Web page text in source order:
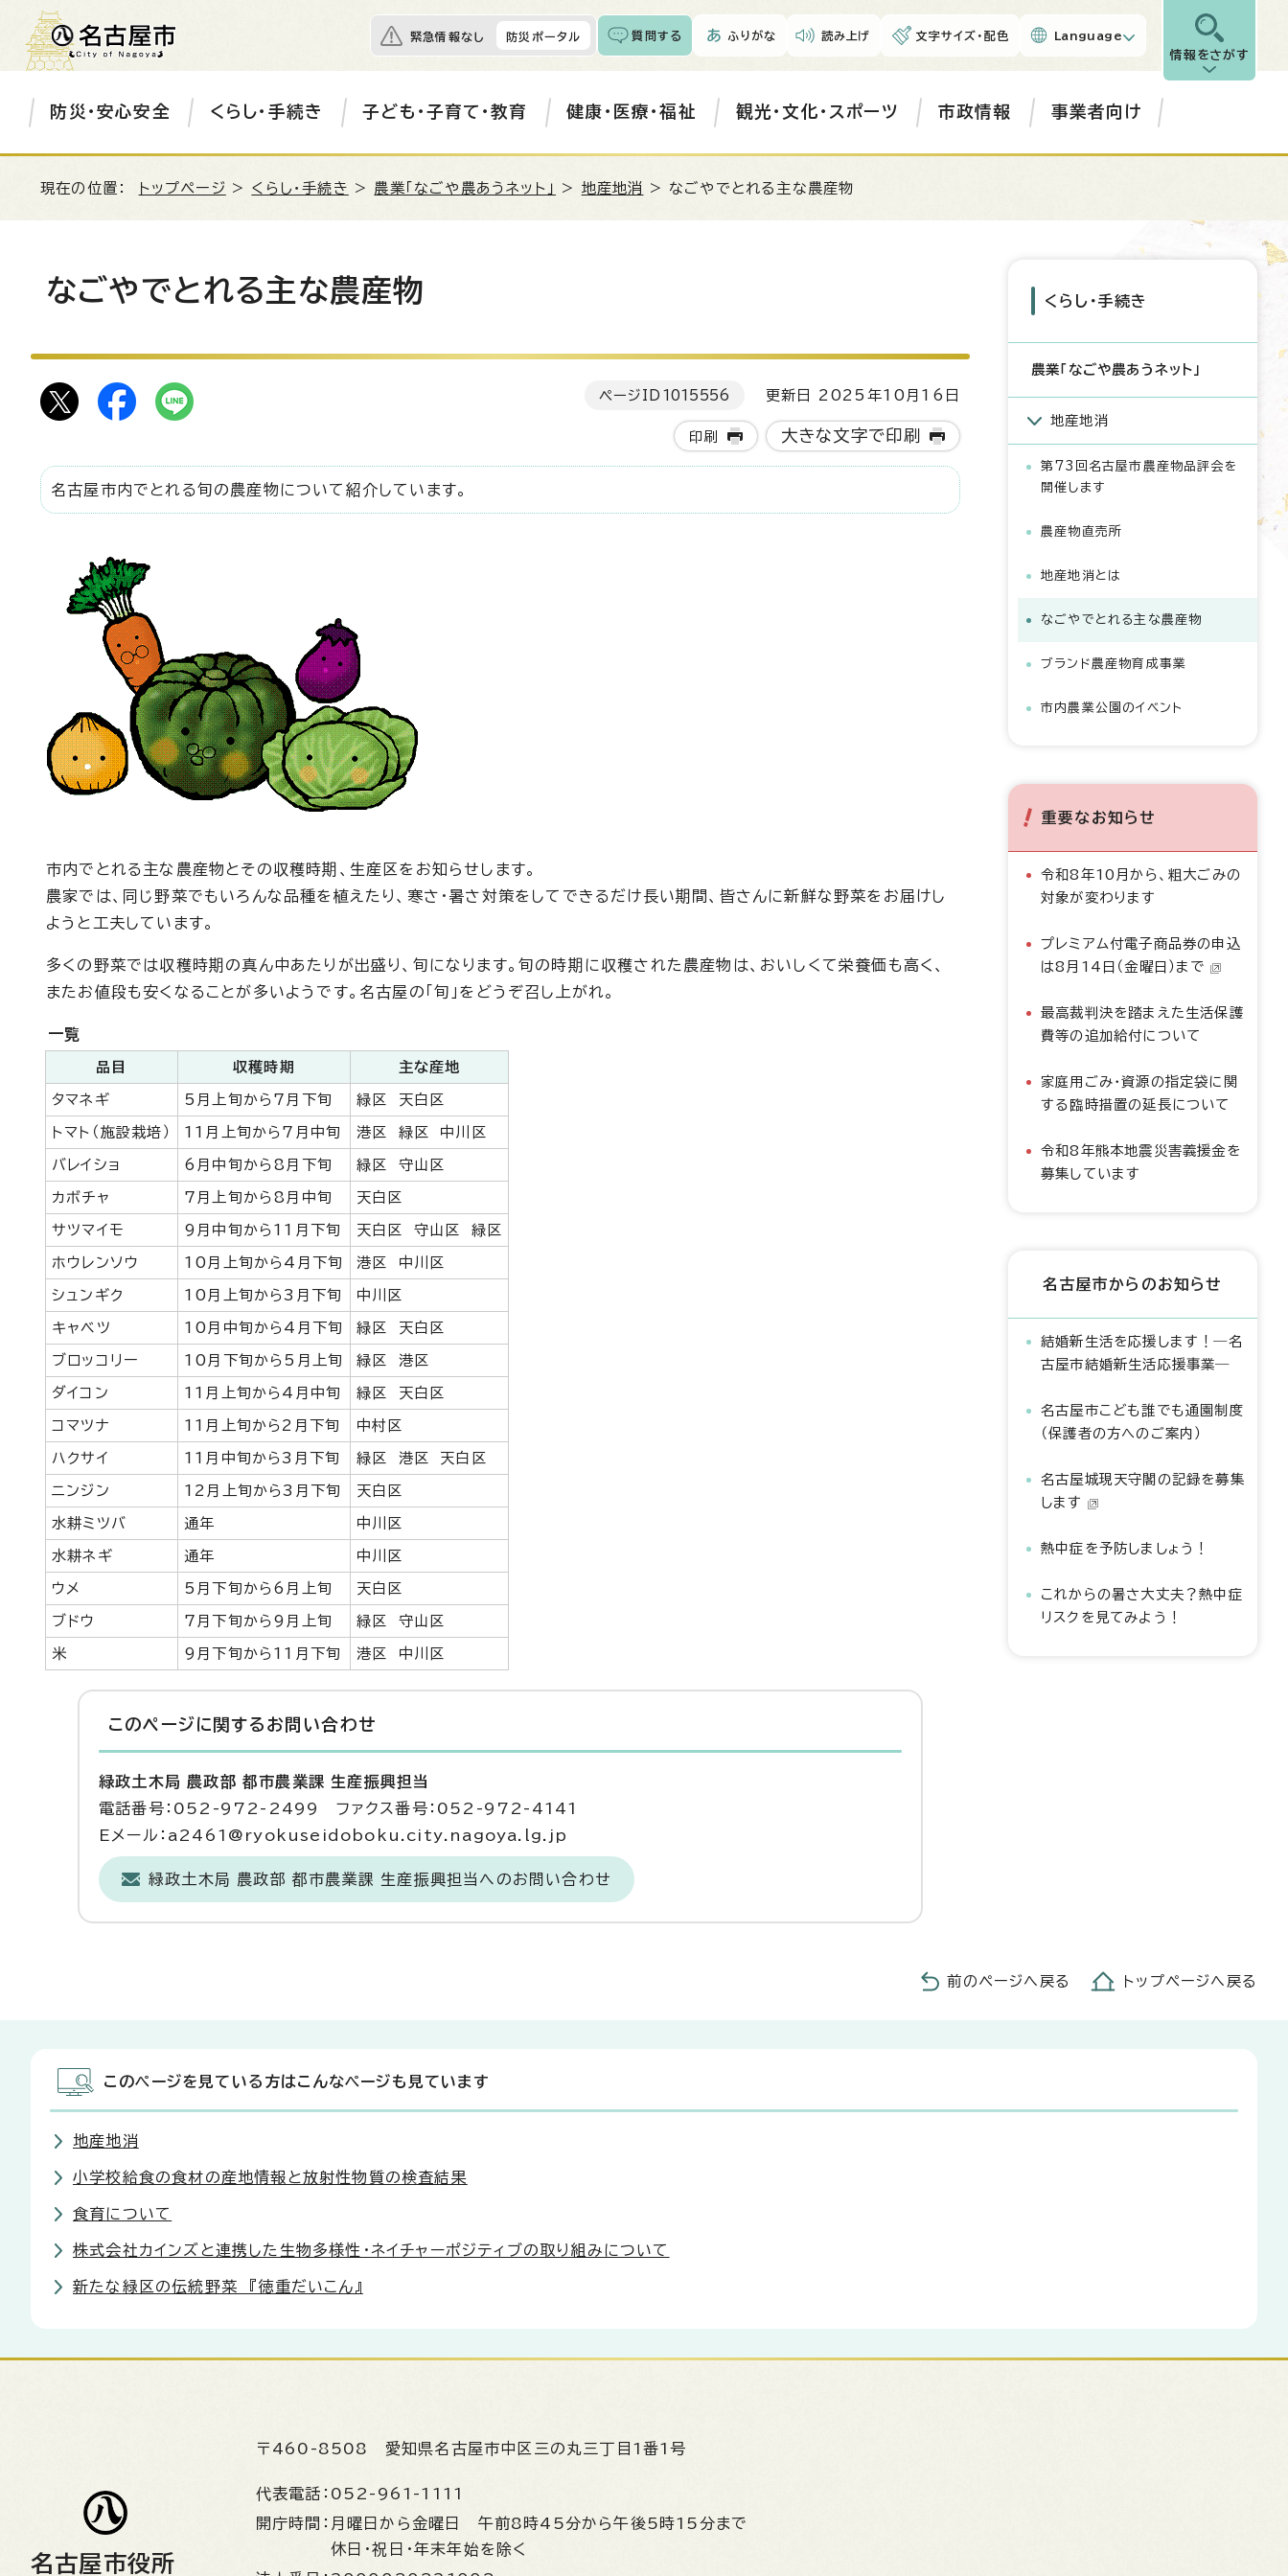
緊急情報なし 防災ポータル 質問する ふりがな 読み上げ 文字サイズ・配色 Language
情報をさがす
防災・安心安全 くらし・手続き 子ども・子育て・教育 健康・医療・福祉 観光・文化・スポーツ 市政情報 事業者向け
現在の位置： トップページ > くらし・手続き > 農業「なごや農あうネット」 > 地産地消 > なごやでとれる主な農産物
なごやでとれる主な農産物
ページID 1015556 更新日 2025年10月16日
印刷 大きな文字で印刷
名古屋市内でとれる旬の農産物について紹介しています。
市内でとれる主な農産物とその収穫時期、生産区をお知らせします。
農家では、同じ野菜でもいろんな品種を植えたり、寒さ・暑さ対策をしてできるだけ長い期間、皆さんに新鮮な野菜をお届けし
ようと工夫しています。
多くの野菜では収穫時期の真ん中あたりが出盛り、旬になります。旬の時期に収穫された農産物は、おいしくて栄養価も高く、
またお値段も安くなることが多いようです。名古屋の「旬」をどうぞ召し上がれ。
一覧
品目 収穫時期 主な産地
タマネギ 5月上旬から7月下旬 緑区 天白区
トマト（施設栽培） 11月上旬から7月中旬 港区 緑区 中川区
バレイショ 6月中旬から8月下旬 緑区 守山区
カボチャ 7月上旬から8月中旬 天白区
サツマイモ 9月中旬から11月下旬 天白区 守山区 緑区
ホウレンソウ 10月上旬から4月下旬 港区 中川区
シュンギク 10月上旬から3月下旬 中川区
キャベツ 10月中旬から4月下旬 緑区 天白区
ブロッコリー 10月下旬から5月上旬 緑区 港区
ダイコン 11月上旬から4月中旬 緑区 天白区
コマツナ 11月上旬から2月下旬 中村区
ハクサイ 11月中旬から3月下旬 緑区 港区 天白区
ニンジン 12月上旬から3月下旬 天白区
水耕ミツバ 通年 中川区
水耕ネギ 通年 中川区
ウメ 5月下旬から6月上旬 天白区
ブドウ 7月下旬から9月上旬 緑区 守山区
米 9月下旬から11月下旬 港区 中川区
このページに関する お問い合わせ
緑政土木局 農政部 都市農業課 生産振興担当
電話番号：052-972-2499 ファクス番号：052-972-4141
Eメール：a2461@ryokuseidoboku.city.nagoya.lg.jp
緑政土木局 農政部 都市農業課 生産振興担当へのお問い合わせ
くらし・手続き
農業「なごや農あうネット」
地産地消
第73回名古屋市農産物品評会を
開催します
農産物直売所
地産地消とは
なごやでとれる主な農産物
ブランド農産物育成事業
市内農業公園のイベント
重要なお知らせ
令和8年10月から、粗大ごみの
対象が変わります
プレミアム付電子商品券の申込
は8月14日（金曜日）まで
最高裁判決を踏まえた生活保護
費等の追加給付について
家庭用ごみ・資源の指定袋に関
する臨時措置の延長について
令和8年熊本地震災害義援金を
募集しています
名古屋市からのお知らせ
結婚新生活を応援します！―名
古屋市結婚新生活応援事業―
名古屋市こども誰でも通園制度
（保護者の方へのご案内）
名古屋城現天守閣の記録を募集
します
熱中症を予防しましょう！
これからの暑さ大丈夫？熱中症
リスクを見てみよう！
前のページへ戻る トップページへ戻る
このページを見ている方はこんなページも見ています
地産地消
小学校給食の食材の産地情報と放射性物質の検査結果
食育について
株式会社カインズと連携した生物多様性・ネイチャーポジティブの取り組みについて
新たな緑区の伝統野菜 『徳重だいこん』
名古屋市役所
〒460-8508 愛知県名古屋市中区三の丸三丁目1番1号
代表電話： 052-961-1111
開庁時間： 月曜日から金曜日 午前8時45分から午後5時15分まで
休日・祝日・年末年始を除く